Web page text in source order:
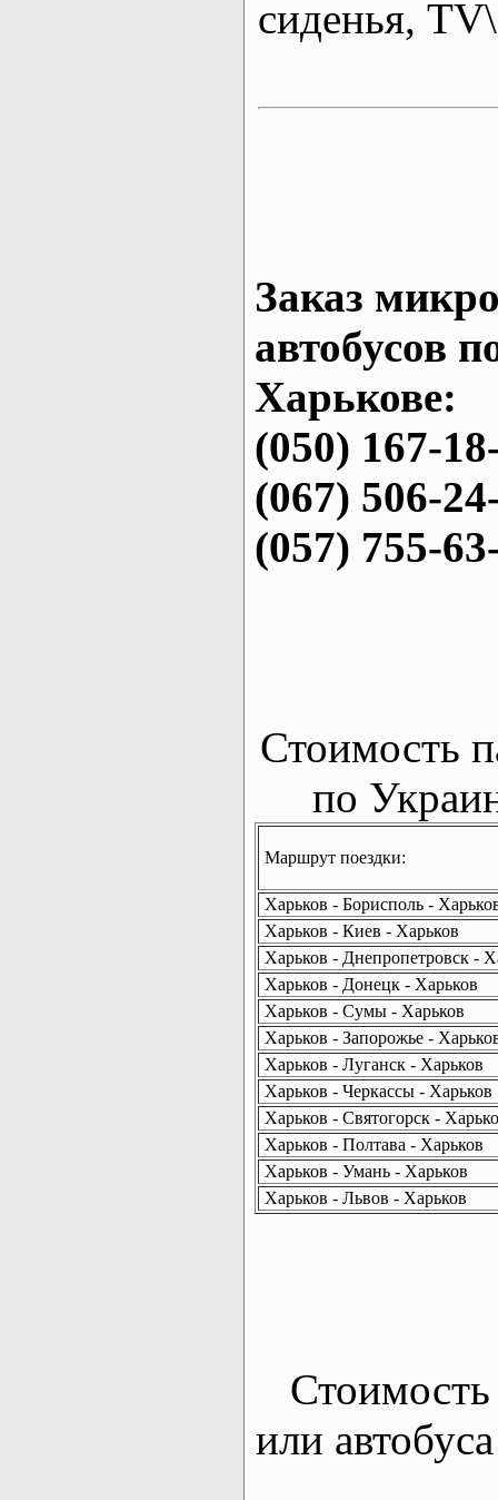
сиденья,
Заказ
автобусов
Харькове:
(050) 167-
(067) 506-
(057) 755-
Стоимость
по
Маршрут поездки:
Харьков - Борисполь -
Харьков - Киев - Харьков
Харьков - Днепропетровск -
Харьков - Донецк - Харьков
Харьков - Сумы - Харьков
Харьков - Запорожье -
Харьков - Луганск - Харьков
Харьков - Черкассы - Харьков
Харьков - Святогорск -
Харьков - Полтава - Харьков
Харьков - Умань - Харьков
Харьков - Львов - Харьков
Стоимость
или